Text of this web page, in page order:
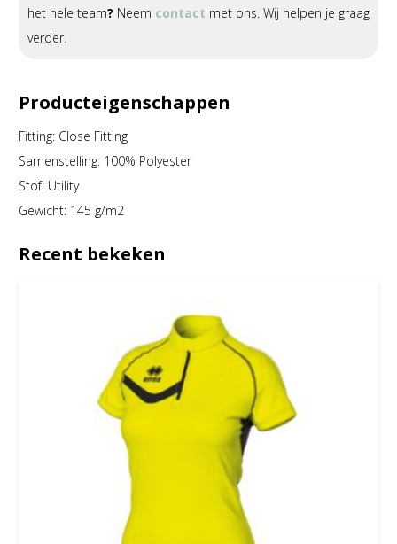
Short
Sleeve
het hele team? Neem contact met ons. Wij helpen je graag
verder.
Producteigenschappen
Fitting: Close Fitting
Samenstelling: 100% Polyester
Stof: Utility
Gewicht: 145 g/m2
Recent bekeken